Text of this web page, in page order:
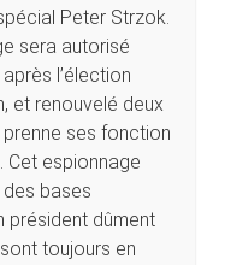
Peter Strzok.
sera autorisé
l’élection
et renouvelé deux
ses fonction
Cet espionnage
bases
président dûment
toujours en